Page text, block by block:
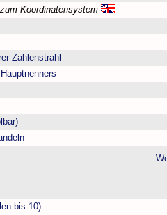
Koordinatensystem
Zahlenstrahl
bis 10)